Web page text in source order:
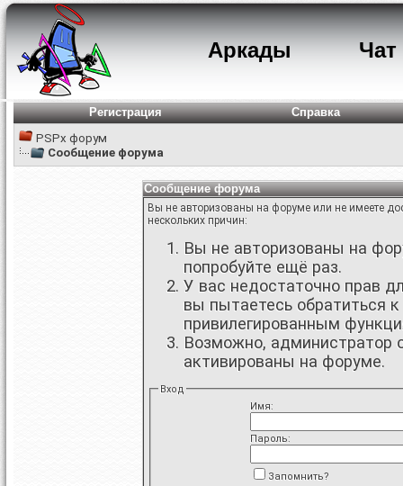
Аркады Чат
Регистрация
Справка
PSPx форум
Сообщение форума
Сообщение форума
Вы не авторизованы на форуме или не имеете
нескольких причин:
Вы не авторизованы на
попробуйте ещё раз.
У вас недостаточно прав
вы пытаетесь обратиться
привилегированным
Возможно, администратор
активированы на форуме.
Вход
Имя:
Пароль:
Запомнить?